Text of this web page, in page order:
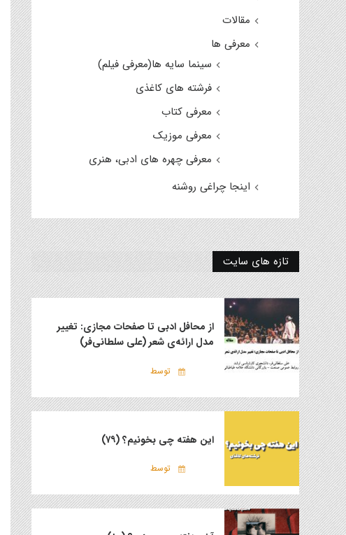
مقالات
معرفی ها
سینما سایه ها(معرفی فیلم)
فرشته های کاغذی
معرفی کتاب
معرفی موزیک
معرفی چهره های ادبی، هنری
اینجا چراغی روشنه
تازه های سایت
از محافل ادبی تا صفحات مجازی: تغییر
مدل ارائه‌ی شعر (علی سلطانی‌فر)
توسط
این هفته چی بخونیم؟ (۷۹)
توسط